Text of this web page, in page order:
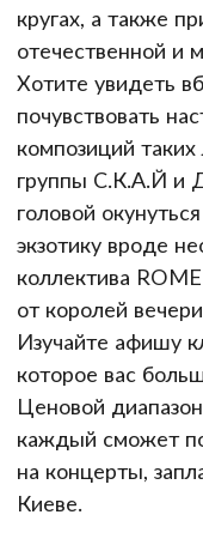
кругах, а также
отечественной и
Хотите увидеть
почувствовать
композиций таких
группы С.К.А.Й и
головой
экзотику вроде
коллектива
от королей
Изучайте афишу
которое вас
Ценовой
каждый сможет
на концерты,
Киеве.